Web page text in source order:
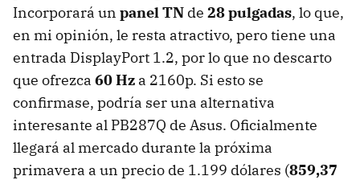
Incorporará un panel TN de 28 pulgadas, lo que,
en mi opinión, le resta atractivo, pero tiene una
entrada DisplayPort 1.2, por lo que no descarto
que ofrezca 60 Hz a 2160p. Si esto se
confirmase, podría ser una alternativa
interesante al PB287Q de Asus. Oficialmente
llegará al mercado durante la próxima
primavera a un precio de 1.199 dólares (859,37